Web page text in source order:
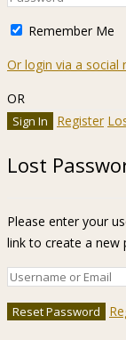
Remember Me
Or login via a social
OR
Register
Lost
Please enter your
link to create a new